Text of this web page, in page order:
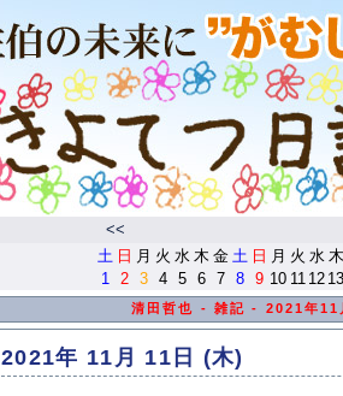
<<
土 日 月 火 水 木 金 土 日 月 火 水 木
1
2 3 4 5 6 7 8 9 10 11 12 13
清田哲也 - 雑記 - 2021年11
2021年 11月 11日 (木)